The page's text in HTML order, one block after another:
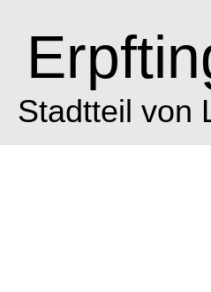
Stadtteil von